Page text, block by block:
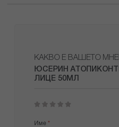
КАКВО Е ВАШЕТО
ЮСЕРИН
ЛИЦЕ 50МЛ
star
stars
stars
stars
stars
Име